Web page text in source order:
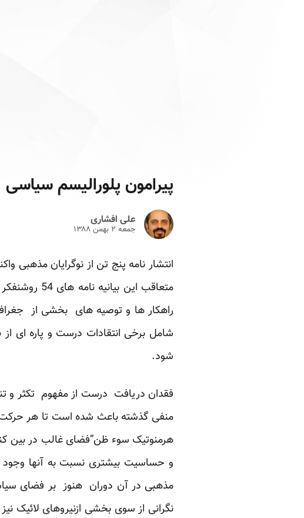
پیرامون پلورالیسم سیاسی
علی افشاری
جمعه ۲ بهمن ۱۳۸۸
انتشار نامه پنج تن از نوگرایان
متعاقب
راهکار ها و توصیه های بخشی از
شامل برخی انتقادات درست و پاره ای
شود.
فقدان دریافت درست از مفهوم تکثر و
منفی گذشته باعث شده است تا هر حرکت
هرمنوتیک سوء ظن”فضای غالب در بین
و حساسیت بیشتری نسبت به آنها وجود
مذهبی در آن دوران هنوز بر فضای
نگرانی از سوی بخشی ازنیروهای لائیک